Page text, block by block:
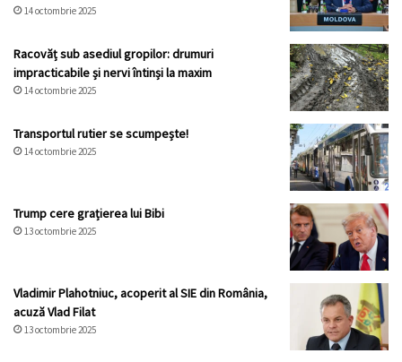
14 octombrie 2025
Racovăț sub asediul gropilor: drumuri
impracticabile și nervi întinși la maxim
14 octombrie 2025
Transportul rutier se scumpește!
14 octombrie 2025
Trump cere grațierea lui Bibi
13 octombrie 2025
Vladimir Plahotniuc, acoperit al SIE din România,
acuză Vlad Filat
13 octombrie 2025